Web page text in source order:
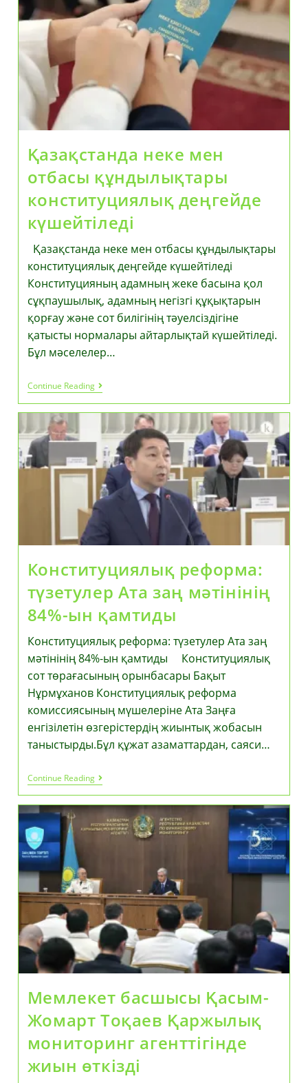
Бақыт
Нұрмұханов
Қазақстанда неке мен
отбасы құндылықтары
конституциялық деңгейде
күшейтіледі
Қазақстанда неке мен отбасы құндылықтары
конституциялық деңгейде күшейтіледі
Конституцияның адамның жеке басына қол
сұқпаушылық, адамның негізгі құқықтарын
қорғау және сот билігінің тәуелсіздігіне
қатысты нормалары айтарлықтай күшейтіледі.
Бұл мәселелер…
Continue ReadingҚазақстанда
Неке
Мен
Құндылықтары
Конституциялық
Деңгейде
Күшейтіледі
Конституциялық реформа:
түзетулер Ата заң мәтінінің
84%-ын қамтиды
Конституциялық реформа: түзетулер Ата заң
мәтінінің 84%-ын қамтиды Конституциялық
сот төрағасының орынбасары Бақыт
Нұрмұханов Конституциялық реформа
комиссиясының мүшелеріне Ата Заңға
енгізілетін өзгерістердің жиынтық жобасын
таныстырды.Бұл құжат азаматтардан, саяси…
Continue ReadingКонституциялық
Реформа:
Түзетулер
Ата
Заң
Мәтінінің
Мемлекет басшысы Қасым-
Жомарт Тоқаев Қаржылық
мониторинг агенттігінде
жиын өткізді